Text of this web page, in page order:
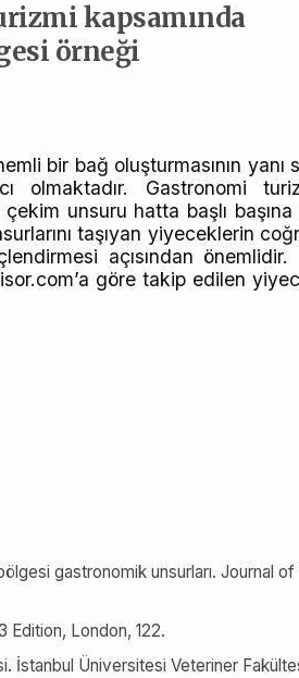
kapsamında
örneği
bir bağ oluşturmasının yanı
olmaktadır. Gastronomi
unsuru hatta başlı başına
taşıyan yiyeceklerin
açısından önemlidir.
göre takip edilen
gastronomik unsurları. Journal of
Edition, London, 122.
İstanbul Üniversitesi Veteriner